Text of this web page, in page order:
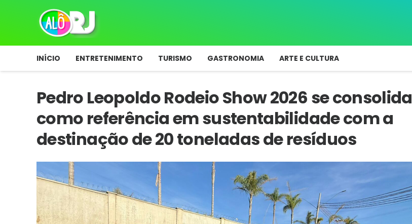
INÍCIO ENTRETENIMENTO TURISMO GASTRONOMIA ARTE E CULTURA
Pedro Leopoldo Rodeio Show 2026 se consolida
como referência em sustentabilidade com a
destinação de 20 toneladas de resíduos